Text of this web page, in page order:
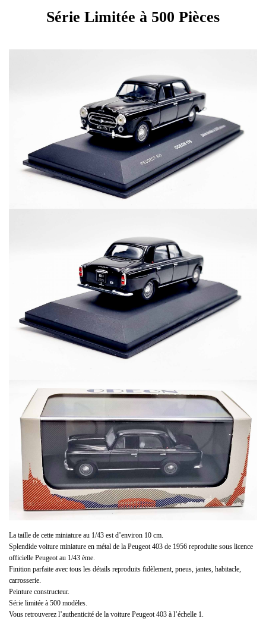
Série Limitée à 500 Pièces
La taille de cette miniature au 1/43 est d’environ 10 cm.
Splendide voiture miniature en métal de la Peugeot 403 de 1956 reproduite sous licence
officielle Peugeot au 1/43 ème.
Finition parfaite avec tous les détails reproduits fidèlement, pneus, jantes, habitacle,
carrosserie.
Peinture constructeur.
Série limitée à 500 modèles.
Vous retrouverez l’authenticité de la voiture Peugeot 403 à l’échelle 1.